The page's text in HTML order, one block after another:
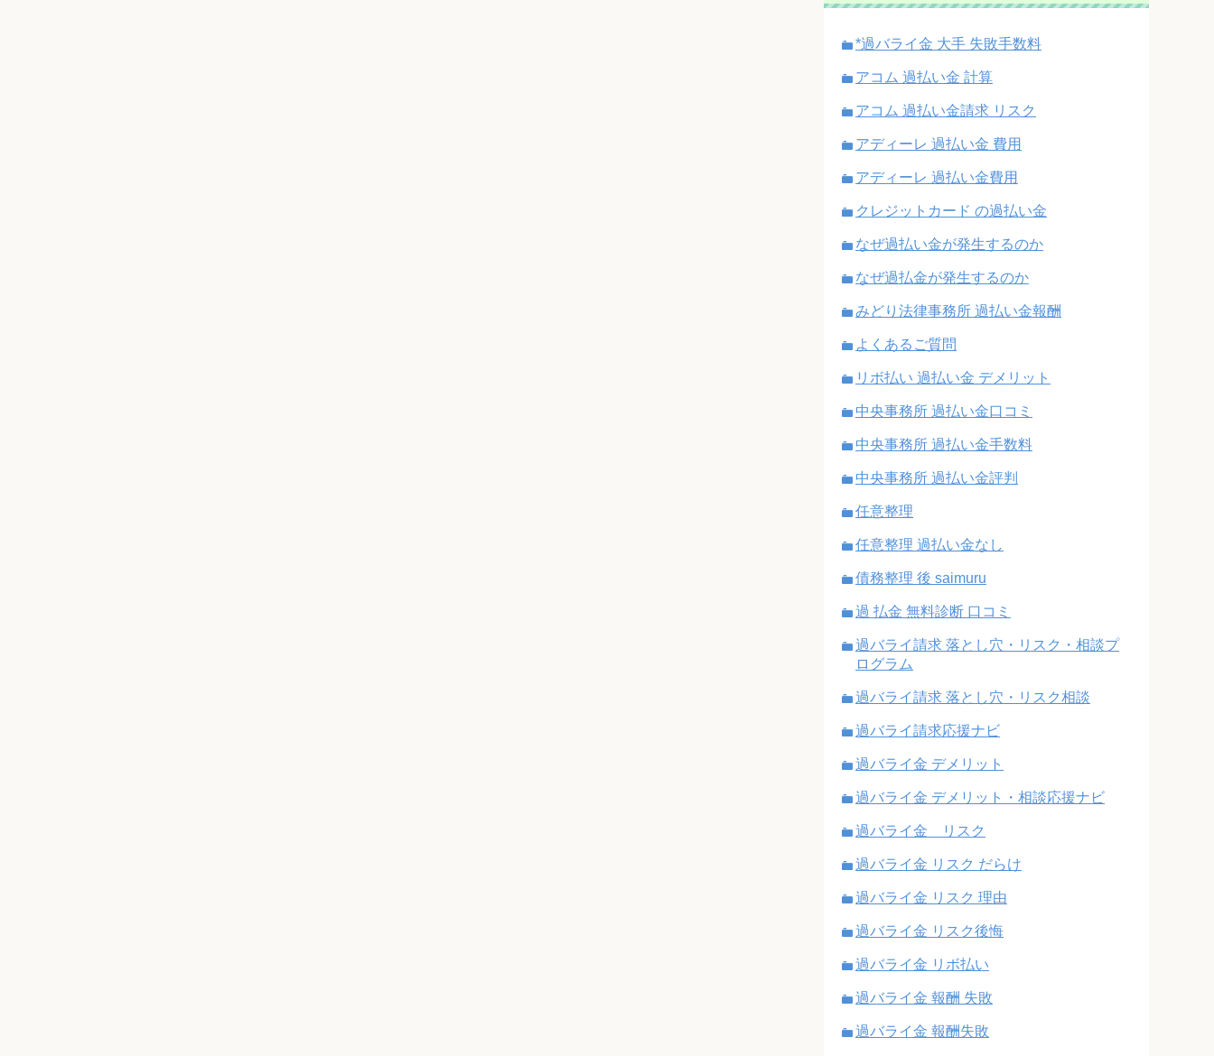
*過バライ金 大手 失敗手数料
アコム 過払い金 計算
アコム 過払い金請求 リスク
アディーレ 過払い金 費用
アディーレ 過払い金費用
クレジットカード の過払い金
なぜ過払い金が発生するのか
なぜ過払金が発生するのか
みどり法律事務所 過払い金報酬
よくあるご質問
リボ払い 過払い金 デメリット
中央事務所 過払い金口コミ
中央事務所 過払い金手数料
中央事務所 過払い金評判
任意整理
任意整理 過払い金なし
債務整理 後 saimuru
過 払金 無料診断 口コミ
過バライ請求 落とし穴・リスク・相談プ
ログラム
過バライ請求 落とし穴・リスク相談
過バライ請求応援ナビ
過バライ金 デメリット
過バライ金 デメリット・相談応援ナビ
過バライ金 リスク
過バライ金 リスク だらけ
過バライ金 リスク 理由
過バライ金 リスク後悔
過バライ金 リボ払い
過バライ金 報酬 失敗
過バライ金 報酬失敗